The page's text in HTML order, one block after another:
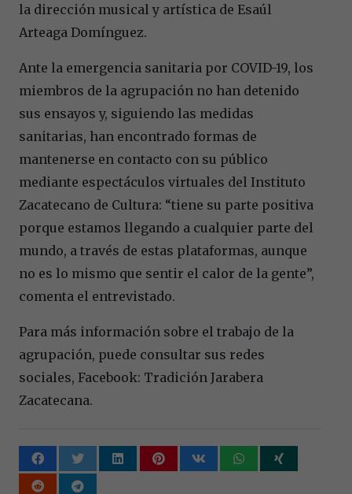
la dirección musical y artística de Esaúl
Arteaga Domínguez.
Ante la emergencia sanitaria por COVID-19, los
miembros de la agrupación no han detenido
sus ensayos y, siguiendo las medidas
sanitarias, han encontrado formas de
mantenerse en contacto con su público
mediante espectáculos virtuales del Instituto
Zacatecano de Cultura: “tiene su parte positiva
porque estamos llegando a cualquier parte del
mundo, a través de estas plataformas, aunque
no es lo mismo que sentir el calor de la gente”,
comenta el entrevistado.
Para más información sobre el trabajo de la
agrupación, puede consultar sus redes
sociales, Facebook: Tradición Jarabera
Zacatecana.